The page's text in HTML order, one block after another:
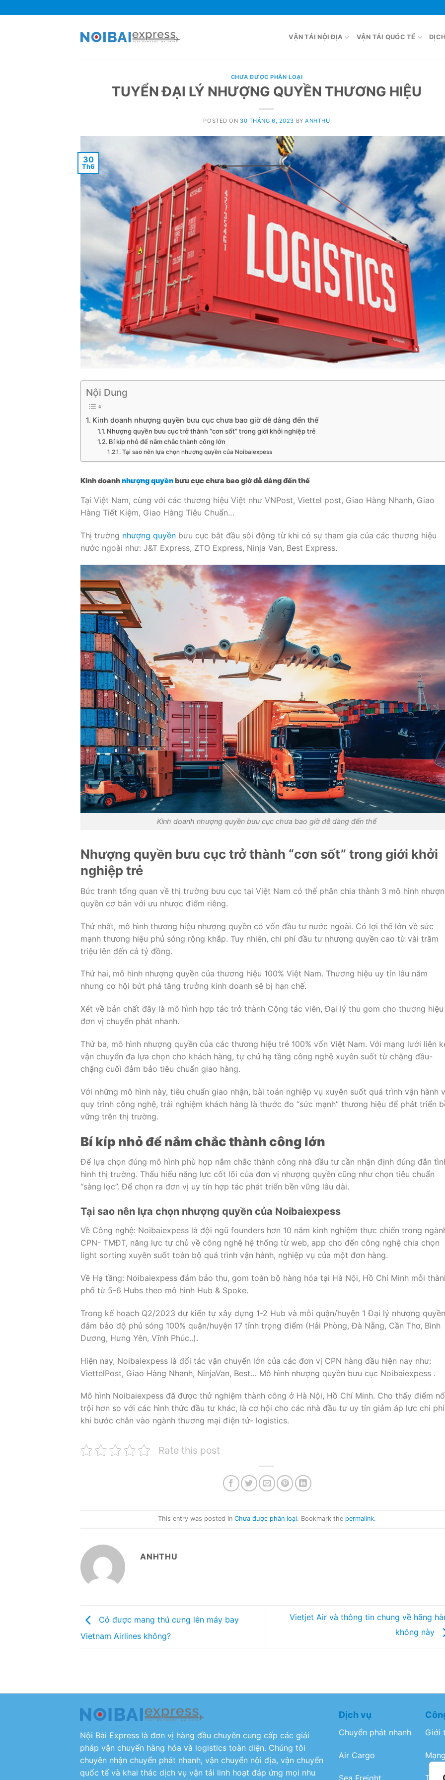
to
VẬN TẢI NỘI ĐỊA VẬN TẢI QUỐC TẾ
CHƯA ĐƯỢC PHÂN LOẠI
TUYỂN ĐẠI LÝ NHƯỢNG QUYỀN THƯƠNG HIỆU
POSTED ON 30 THÁNG 6, 2023 BYANHTHU
30
Th6
Nội Dung
Kinh doanh nhượng quyền bưu cục chưa bao giờ dễ dàng đến thế
Nhượng quyền bưu cục trở thành “cơn sốt” trong giới khởi nghiệp trẻ
Bí kíp nhỏ để nắm chắc thành công lớn
Tại sao nên lựa chọn nhượng quyền của Noibaiexpess
Kinh doanhnhượng quyềnbưu cục chưa bao giờ dễ dàng đến thế
Tại Việt Nam, cùng với các thương hiệu Việt như VNPost, Viettel post, Giao Hàng Nhanh, Giao
Hàng Tiết Kiệm, Giao Hàng Tiêu Chuẩn…
Thị trường nhượng quyền bưu cục bắt đầu sôi động từ khi có sự tham gia của các thương hiệu
nước ngoài như: J&T Express, ZTO Express, Ninja Van, Best Express.
Kinh doanh nhượng quyền bưu cục chưa bao giờ dễ dàng đến thế
Nhượng quyền bưu cục trở thành “cơn sốt” trong giới khởi
nghiệp trẻ
Bức tranh tổng quan về thị trường bưu cục tại Việt Nam có thể phân chia thành 3 mô hình
quyền cơ bản với ưu nhược điểm riêng.
Thứ nhất, mô hình thương hiệu nhượng quyền có vốn đầu tư nước ngoài. Có lợi thế lớn về sức
mạnh thương hiệu phủ sóng rộng khắp. Tuy nhiên, chi phí đầu tư nhượng quyền cao từ vài trăm
triệu lên đến cả tỷ đồng.
Thứ hai, mô hình nhượng quyền của thương hiệu 100% Việt Nam. Thương hiệu uy tín lâu năm
nhưng cơ hội bứt phá tăng trưởng kinh doanh sẽ bị hạn chế.
Xét về bản chất đây là mô hình hợp tác trở thành Cộng tác viên, Đại lý thu gom cho thương hiệu
đơn vị chuyển phát nhanh.
Thứ ba, mô hình nhượng quyền của các thương hiệu trẻ 100% vốn Việt Nam. Với mạng lưới liên
vận chuyển đa lựa chọn cho khách hàng, tự chủ hạ tầng công nghệ xuyên suốt từ chặng đầu-
chặng cuối đảm bảo tiêu chuẩn giao hàng.
Với những mô hình này, tiêu chuẩn giao nhận, bài toán nghiệp vụ xuyên suốt quá trình vận hành
quy trình công nghệ, trải nghiệm khách hàng là thước đo “sức mạnh” thương hiệu để phát triển
vững trên thị trường.
Bí kíp nhỏ để nắm chắc thành công lớn
Để lựa chọn đúng mô hình phù hợp nắm chắc thành công nhà đầu tư cần nhận định đúng đắn
hình thị trường. Thấu hiểu năng lực cốt lõi của đơn vị nhượng quyền cũng như chọn tiêu chuẩn
“sàng lọc”. Để chọn ra đơn vị uy tín hợp tác phát triển bền vững lâu dài.
Tại sao nên lựa chọn nhượng quyền của Noibaiexpess
Về Công nghệ: Noibaiexpess là đội ngũ founders hơn 10 năm kinh nghiệm thực chiến trong
CPN- TMĐT, năng lực tự chủ về công nghệ hệ thống từ web, app cho đến công nghệ chia chọn
light sorting xuyên suốt toàn bộ quá trình vận hành, nghiệp vụ của một đơn hàng.
Về Hạ tầng: Noibaiexpess đảm bảo thu, gom toàn bộ hàng hóa tại Hà Nội, Hồ Chí Minh mỗi
phố từ 5-6 Hubs theo mô hình Hub & Spoke.
Trong kế hoạch Q2/2023 dự kiến tự xây dựng 1-2 Hub và mỗi quận/huyện 1 Đại lý nhượng quyền
đảm bảo độ phủ sóng 100% quận/huyện 17 tỉnh trọng điểm (Hải Phòng, Đà Nẵng, Cần Thơ, Bình
Dương, Hưng Yên, Vĩnh Phúc..).
Hiện nay, Noibaiexpess là đối tác vận chuyển lớn của các đơn vị CPN hàng đầu hiện nay như:
ViettelPost, Giao Hàng Nhanh, NinjaVan, Best… Mô hình nhượng quyền bưu cục Noibaiexpess .
Mô hình Noibaiexpess đã được thử nghiệm thành công ở Hà Nội, Hồ Chí Minh. Cho thấy điểm
trội hơn so với các hình thức đầu tư khác, là cơ hội cho các nhà đầu tư uy tín giảm áp lực chi phí
khi bước chân vào ngành thương mại điện tử- logistics.
Rate this post
This entry was posted in Chưa được phân loại. Bookmark the permalink.
ANHTHU
Có được mang thú cưng lên máy bay
Vietnam Airlines không?
Vietjet Air và thông tin chung về hãng
không này
Nội Bài Express là đơn vị hàng đầu chuyên cung cấp các giải
pháp vận chuyển hàng hóa và logistics toàn diện. Chúng tôi
chuyên nhận chuyển phát nhanh, vận chuyển nội địa, vận chuyển
quốc tế và khai thác dịch vụ vận tải linh hoạt đáp ứng mọi nhu
Dịch vụ
Chuyển phát nhanh
Air Cargo
Sea Freight
Giới